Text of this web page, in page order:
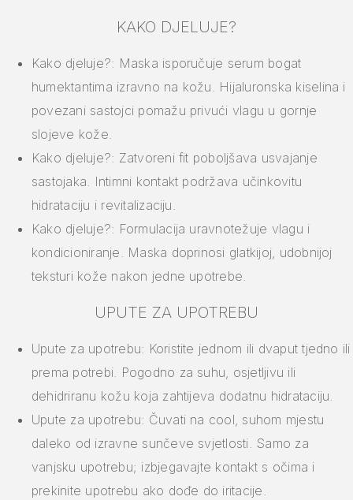
KAKO DJELUJE?
Kako djeluje?: Maska isporučuje serum bogat
humektantima izravno na kožu. Hijaluronska kiselina i
povezani sastojci pomažu privući vlagu u gornje
slojeve kože.
Kako djeluje?: Zatvoreni fit poboljšava usvajanje
sastojaka. Intimni kontakt podržava učinkovitu
hidrataciju i revitalizaciju.
Kako djeluje?: Formulacija uravnotežuje vlagu i
kondicioniranje. Maska doprinosi glatkijoj, udobnijoj
teksturi kože nakon jedne upotrebe.
UPUTE ZA UPOTREBU
Upute za upotrebu: Koristite jednom ili dvaput tjedno ili
prema potrebi. Pogodno za suhu, osjetljivu ili
dehidriranu kožu koja zahtijeva dodatnu hidrataciju.
Upute za upotrebu: Čuvati na cool, suhom mjestu
daleko od izravne sunčeve svjetlosti. Samo za
vanjsku upotrebu; izbjegavajte kontakt s očima i
prekinite upotrebu ako dođe do iritacije.